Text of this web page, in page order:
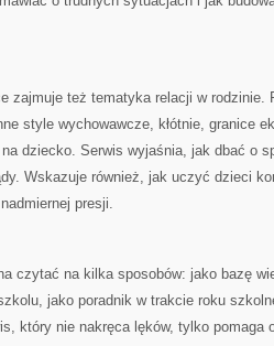
zajmuje też tematyka relacji w rodzinie.
style wychowawcze, kłótnie, granice
dziecko. Serwis wyjaśnia, jak dbać o
Wskazuje również, jak uczyć dzieci
presji.
czytać na kilka sposobów: jako bazę
jako poradnik w trakcie roku
który nie nakręca lęków, tylko pomaga